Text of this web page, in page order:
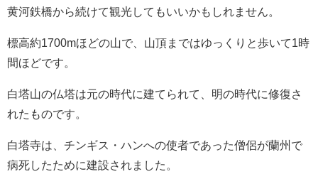
黄河鉄橋から続けて観光してもいいかもしれません。
標高約1700mほどの山で、山頂まではゆっくりと歩いて1時
間ほどです。
白塔山の仏塔は元の時代に建てられて、明の時代に修復さ
れたものです。
白塔寺は、チンギス・ハンへの使者であった僧侶が蘭州で
病死したために建設されました。